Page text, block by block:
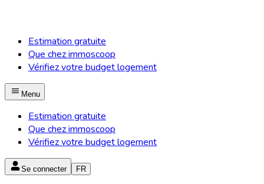
Estimation gratuite
Que chez immoscoop
Vérifiez votre budget logement
Menu
Estimation gratuite
Que chez immoscoop
Vérifiez votre budget logement
Se connecter FR